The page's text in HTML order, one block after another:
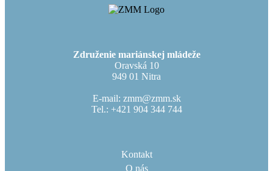
Združenie mariánskej mládeže
Oravská 10
949 01 Nitra
E-mail: zmm@zmm.sk
Tel.: +421 904 344 744
Kontakt
O nás